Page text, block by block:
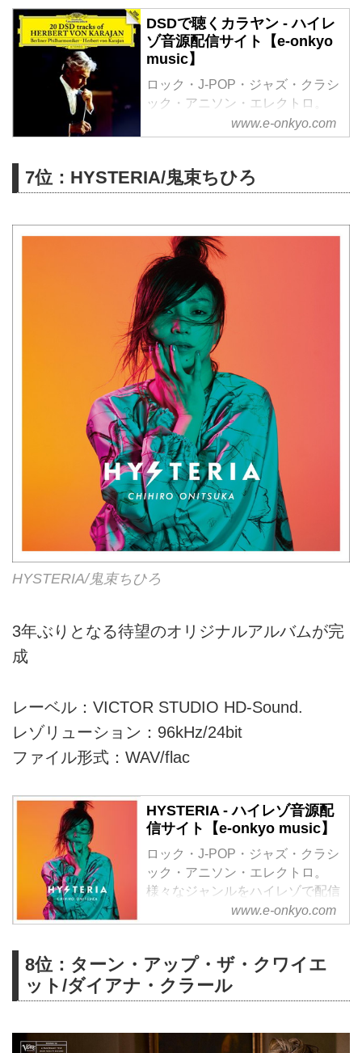
DSDで聴くカラヤン - ハイレ
ゾ音源配信サイト【e-onkyo
music】
ロック・J-POP・ジャズ・クラシ
ック・アニソン・エレクトロ。
様々なジャンルをハイレゾで配信
中。WAV・flac・DSDなど各種フ
聴くならe-onkyo music！
www.e-onkyo.com
7位：HYSTERIA/鬼束ちひろ
HYSTERIA/鬼束ちひろ
3年ぶりとなる待望のオリジナルアルバムが完
成
レーベル：VICTOR STUDIO HD-Sound.
レゾリューション：96kHz/24bit
ファイル形式：WAV/flac
HYSTERIA - ハイレゾ音源配
信サイト【e-onkyo music】
ロック・J-POP・ジャズ・クラシ
ック・アニソン・エレクトロ。
様々なジャンルをハイレゾで配信
中。WAV・flac・DSDなど各種フ
ォーマット選択も可能。ハイレゾ
www.e-onkyo.com
8位：ターン・アップ・ザ・クワイエ
ット/ダイアナ・クラール